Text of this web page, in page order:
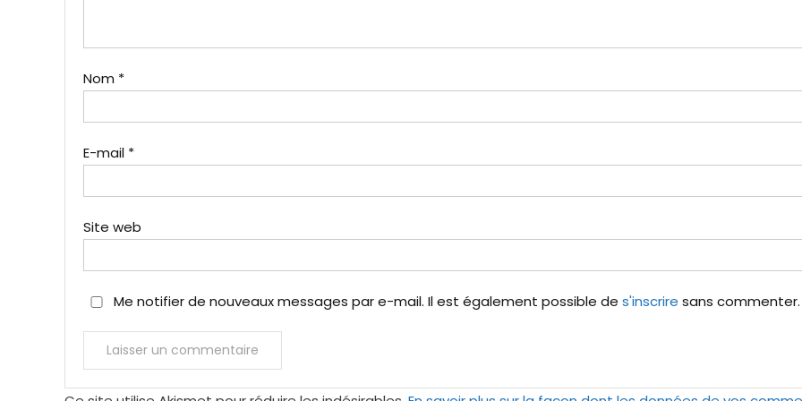
Nom *
E-mail *
Site web
Me notifier de nouveaux messages par e-mail. Il est également possible de s'inscrire sans commenter.